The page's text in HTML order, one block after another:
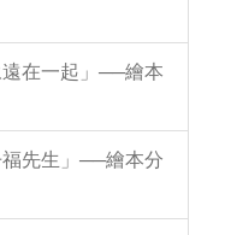
在一起」──繪本
先生」──繪本分